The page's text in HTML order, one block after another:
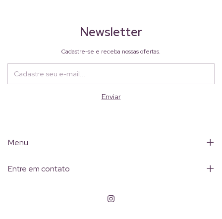
Newsletter
Cadastre-se e receba nossas ofertas.
Menu
Entre em contato